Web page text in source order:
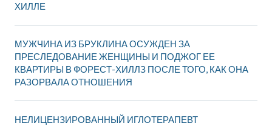
ХИЛЛЕ
МУЖЧИНА ИЗ БРУКЛИНА ОСУЖДЕН ЗА
ПРЕСЛЕДОВАНИЕ ЖЕНЩИНЫ И ПОДЖОГ ЕЕ
КВАРТИРЫ В ФОРЕСТ-ХИЛЛЗ ПОСЛЕ ТОГО, КАК ОНА
РАЗОРВАЛА ОТНОШЕНИЯ
НЕЛИЦЕНЗИРОВАННЫЙ ИГЛОТЕРАПЕВТ